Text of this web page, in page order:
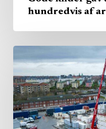
hundredvis af
selskab
tager
risikoen
for
nyt